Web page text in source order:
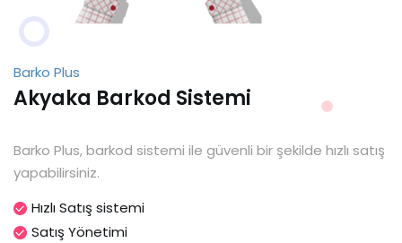
Barko Plus
Akyaka Barkod Sistemi
Barko Plus, barkod sistemi ile güvenli bir şekilde hızlı satış
yapabilirsiniz.
Hızlı Satış sistemi
Satış Yönetimi